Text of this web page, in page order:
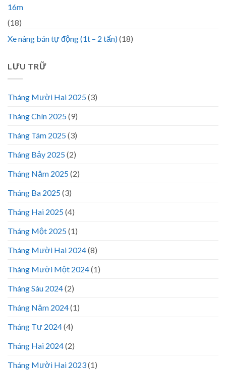
16m
(18)
Xe nâng bán tự động (1t – 2 tấn)(18)
LƯU TRỮ
Tháng Mười Hai 2025(3)
Tháng Chín 2025(9)
Tháng Tám 2025(3)
Tháng Bảy 2025(2)
Tháng Năm 2025(2)
Tháng Ba 2025(3)
Tháng Hai 2025(4)
Tháng Một 2025(1)
Tháng Mười Hai 2024(8)
Tháng Mười Một 2024(1)
Tháng Sáu 2024(2)
Tháng Năm 2024(1)
Tháng Tư 2024(4)
Tháng Hai 2024(2)
Tháng Mười Hai 2023(1)